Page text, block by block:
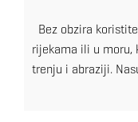
Bez obzira
rijekama ili u moru,
trenju i abraziji.